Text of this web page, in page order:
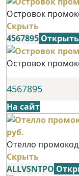
Островок
Скрыть
4567895
Островок
4567895
На сайт
Отелло промокод
Скрыть
ALLVSNTPO